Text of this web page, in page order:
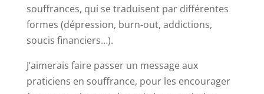
souffrances, qui se traduisent par différentes
formes (dépression, burn-out, addictions,
soucis financiers…).
J’aimerais faire passer un message aux
praticiens en souffrance, pour les encourager